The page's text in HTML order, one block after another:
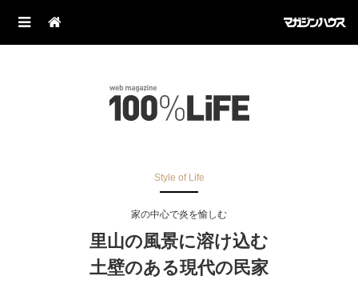
Style of Life
家の中心で炎を愉しむ
里山の風景に溶け込む
土壁のある現代の民家